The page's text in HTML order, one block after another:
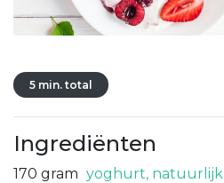
5 min. total
Ingrediënten
170 gram yoghurt, natuurlijk